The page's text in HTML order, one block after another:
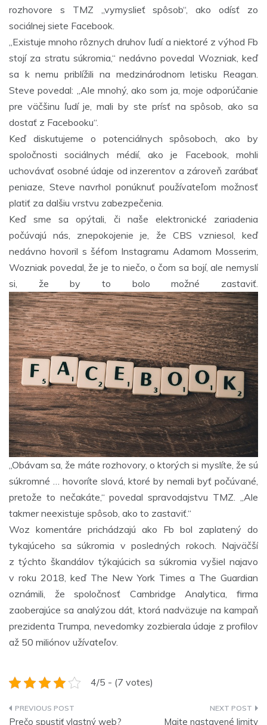
rozhovore s TMZ „vymyslieť spôsob“, ako odísť zo
sociálnej siete Facebook.
„Existuje mnoho rôznych druhov ľudí a niektoré z výhod Fb
stojí za stratu súkromia,“ nedávno povedal Wozniak, keď
sa k nemu priblížili na medzinárodnom letisku Reagan.
Steve povedal: „Ale mnohý, ako som ja, moje odporúčanie
pre väčšinu ľudí je, mali by ste prísť na spôsob, ako sa
dostať z Facebooku“.
Keď diskutujeme o potenciálnych spôsoboch, ako by
spoločnosti sociálnych médií, ako je Facebook, mohli
uchovávať osobné údaje od inzerentov a zároveň zarábať
peniaze, Steve navrhol ponúknuť používateľom možnosť
platiť za dalšiu vrstvu zabezpečenia.
Keď sme sa opýtali, či naše elektronické zariadenia
počúvajú nás, znepokojenie je, že CBS vzniesol, keď
nedávno hovoril s šéfom Instagramu Adamom Mosserim,
Wozniak povedal, že je to niečo, o čom sa bojí, ale nemyslí
si, že by to bolo možné zastaviť.
„Obávam sa, že máte rozhovory, o ktorých si myslíte, že sú
súkromné … hovoríte slová, ktoré by nemali byť počúvané,
pretože to nečakáte,“ povedal spravodajstvu TMZ. „Ale
takmer neexistuje spôsob, ako to zastaviť.“
Woz komentáre prichádzajú ako Fb bol zaplatený do
tykajúceho sa súkromia v posledných rokoch. Najväčší
z týchto škandálov týkajúcich sa súkromia vyšiel najavo
v roku 2018, keď The New York Times a The Guardian
oznámili, že spoločnosť Cambridge Analytica, firma
zaoberajúce sa analýzou dát, ktorá nadväzuje na kampaň
prezidenta Trumpa, nevedomky zozbierala údaje z profilov
až 50 miliónov užívateľov.
4/5 - (7 votes)
Navigace
Prečo spustiť vlastný web? Majte nastavené limity